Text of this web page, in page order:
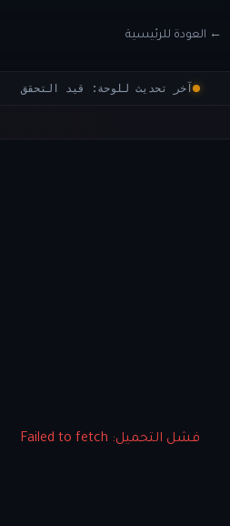
← العودة للرئيسية
آخر تحديث للوحة: قيد التحقق
فشل التحميل: Failed to fetch